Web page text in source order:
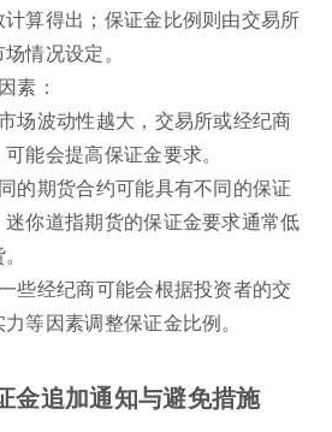
算得出；保证金比例则由交易所
情况设定。
素：
场波动性越大，交易所或经纪商
能会提高保证金要求。
的期货合约可能具有不同的保证
你道指期货的保证金要求通常低
些经纪商可能会根据投资者的交
等因素调整保证金比例。
金追加通知与避免措施